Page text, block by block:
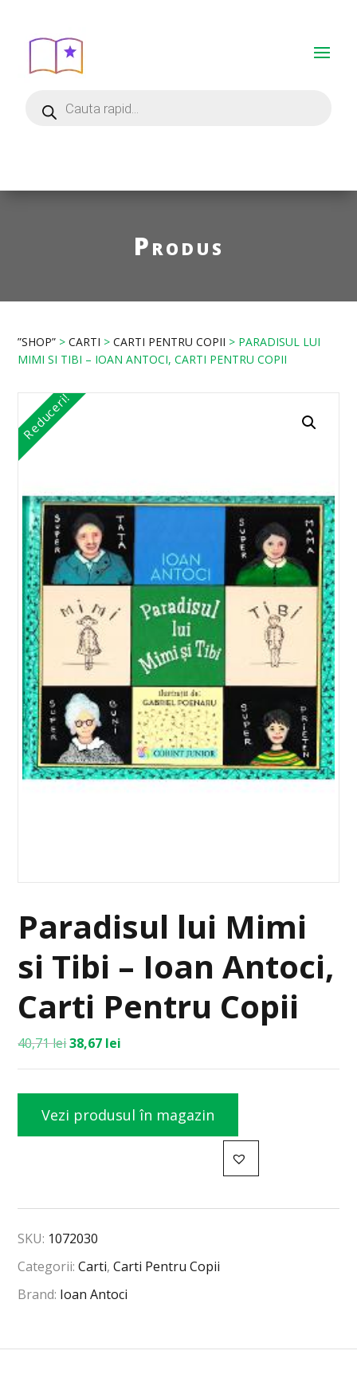
Produs
”SHOP” >CARTI >CARTI PENTRU COPII > PARADISUL LUI
MIMI SI TIBI – IOAN ANTOCI, CARTI PENTRU COPII
Reduceri!
Paradisul lui Mimi
si Tibi – Ioan Antoci,
Carti Pentru Copii
40,71lei38,67 lei
Vezi produsul în magazin
SKU: 1072030
Categorii:Carti,Carti Pentru Copii
Brand: Ioan Antoci